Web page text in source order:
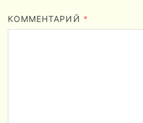
КОММЕНТАРИЙ *